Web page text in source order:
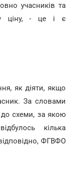
учасників та
ціну, - це і є
як діяти, якщо
За словами
до схеми, за якою
кілька
ФГВФО